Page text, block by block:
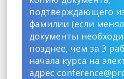
подтверждающего
фамилии (если
документы
позднее, чем за 3
начала курса на
адрес